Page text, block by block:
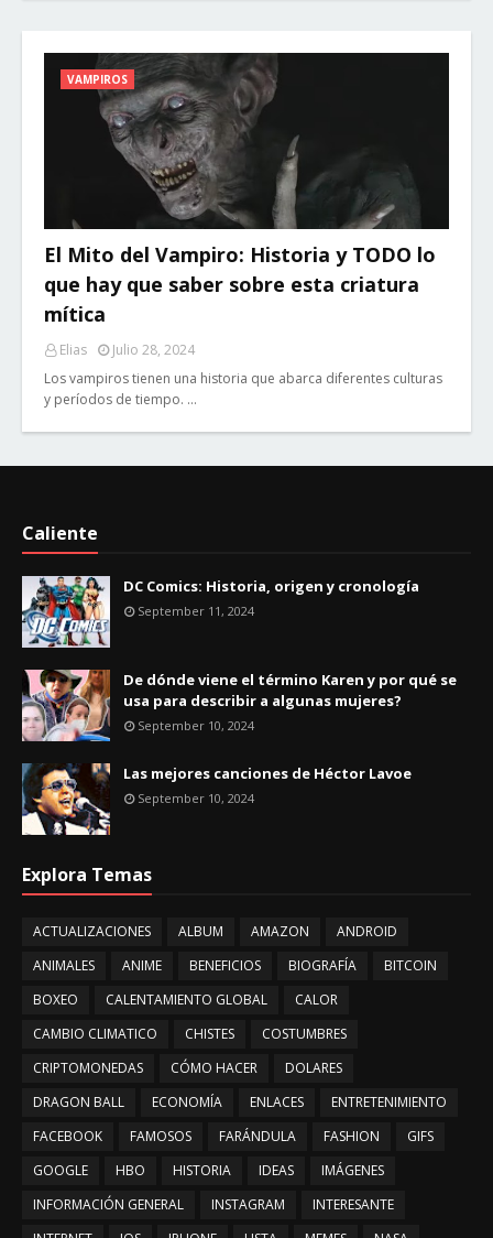
VAMPIROS
El Mito del Vampiro: Historia y TODO lo
que hay que saber sobre esta criatura
mítica
Elias
Julio 28, 2024
Los vampiros tienen una historia que abarca diferentes culturas
y períodos de tiempo. …
Caliente
DC Comics: Historia, origen y cronología
September 11, 2024
De dónde viene el término Karen y por qué se
usa para describir a algunas mujeres?
September 10, 2024
Las mejores canciones de Héctor Lavoe
September 10, 2024
Explora Temas
ACTUALIZACIONES ALBUM AMAZON
ANDROID
ANIMALES
ANIME BENEFICIOS BIOGRAFÍA
BITCOIN
BOXEO
CALENTAMIENTO GLOBAL
CALOR
CAMBIO CLIMATICO
CHISTES
COSTUMBRES
CRIPTOMONEDAS
CÓMO HACER
DOLARES
DRAGON BALL
ECONOMÍA ENLACES
ENTRETENIMIENTO
FACEBOOK
FAMOSOS FARÁNDULA FASHION
GIFS
GOOGLE
HBO HISTORIA IDEAS
IMÁGENES
INFORMACIÓN GENERAL
INSTAGRAM
INTERESANTE